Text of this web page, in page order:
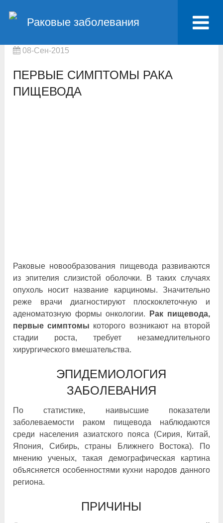
Раковые заболевания
Главная
Рак пищевода
08-Сен-2015
ПЕРВЫЕ СИМПТОМЫ РАКА
ПИЩЕВОДА
Раковые новообразования пищевода развиваются
из эпителия слизистой оболочки. В таких случаях
опухоль носит название карциномы. Значительно
реже врачи диагностируют плоскоклеточную и
аденоматозную формы онкологии.
Рак пищевода,
первые симптомы которого возникают на второй
стадии роста, требует незамедлительного
хирургического вмешательства.
ЭПИДЕМИОЛОГИЯ
ЗАБОЛЕВАНИЯ
По статистике, наивысшие показатели
заболеваемости раком пищевода наблюдаются
среди населения азиатского пояса (Сирия, Китай,
Япония, Сибирь, страны Ближнего Востока). По
мнению ученых, такая демографическая картина
объясняется особенностями кухни народов данного
региона.
ПРИЧИНЫ